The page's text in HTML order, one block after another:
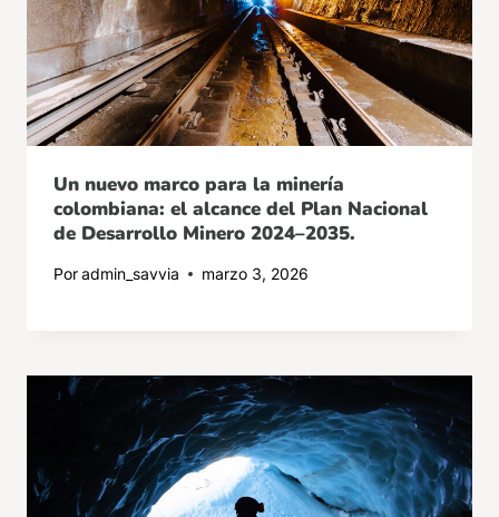
Un nuevo marco para la minería
colombiana: el alcance del Plan Nacional
de Desarrollo Minero 2024–2035.
Poradmin_savvia marzo 3, 2026